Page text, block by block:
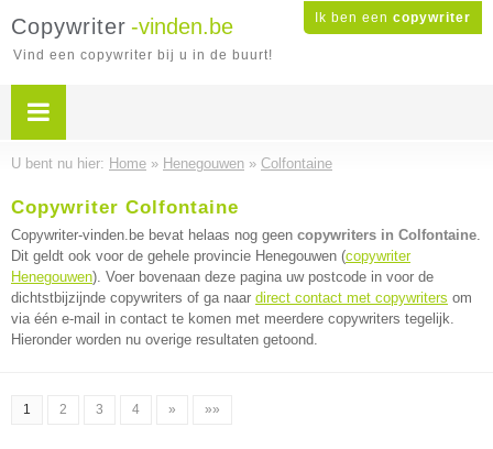
Ik ben een copywriter
Copywriter -vinden.be
Vind een copywriter bij u in de buurt!
U bent nu hier: Home » Henegouwen » Colfontaine
Copywriter Colfontaine
Copywriter-vinden.be bevat helaas nog geen copywriters in Colfontaine.
Dit geldt ook voor de gehele provincie Henegouwen (copywriter
Henegouwen). Voer bovenaan deze pagina uw postcode in voor de
dichtstbijzijnde copywriters of ga naar direct contact met copywriters om
via één e-mail in contact te komen met meerdere copywriters tegelijk.
Hieronder worden nu overige resultaten getoond.
1 2 3 4 » »»